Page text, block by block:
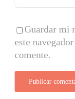
Guardar mi
este
comente.